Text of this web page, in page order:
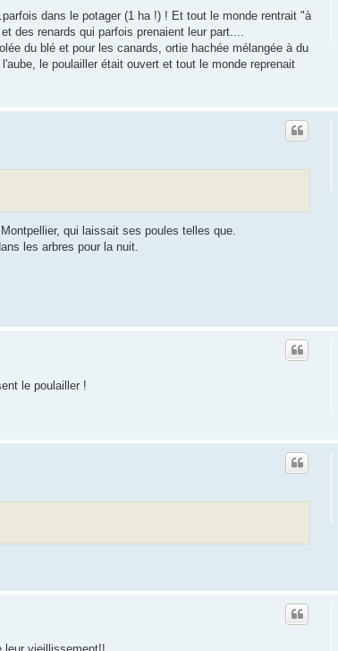
dans le potager (1 ha !) ! Et tout le monde rentrait "à
des renards qui parfois prenaient leur part....
du blé et pour les canards, ortie hachée mélangée à du
le poulailler était ouvert et tout le monde reprenait
qui laissait ses poules telles que.
les arbres pour la nuit.
le poulailler !